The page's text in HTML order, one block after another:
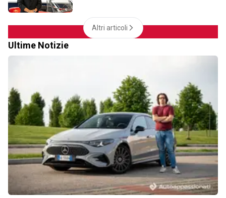
Altri articoli
Ultime Notizie